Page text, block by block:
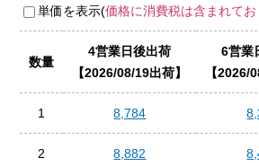
単価を表示(価格に消費税は含まれて
数量
4営業日後出荷
2026/08/19出荷
6営業
2026/
1 8,784
2 8,882